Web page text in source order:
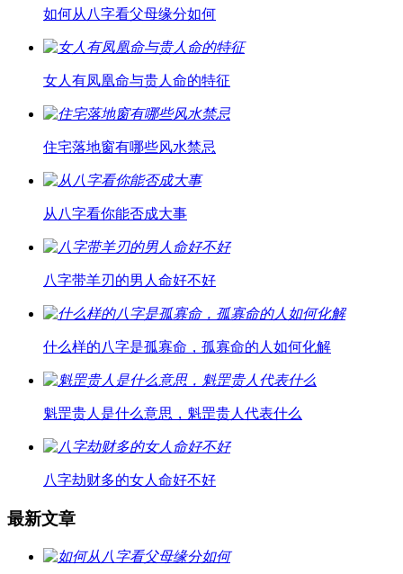
如何从八字看父母缘分如何
女人有凤凰命与贵人命的特征
住宅落地窗有哪些风水禁忌
从八字看你能否成大事
八字带羊刃的男人命好不好
什么样的八字是孤寡命，孤寡命的人如何化解
魁罡贵人是什么意思，魁罡贵人代表什么
八字劫财多的女人命好不好
最新文章